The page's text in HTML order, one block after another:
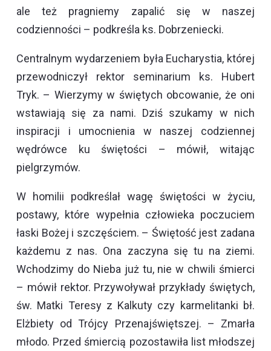
ale też pragniemy zapalić się w naszej
codzienności – podkreśla ks. Dobrzeniecki.
Centralnym wydarzeniem była Eucharystia, której
przewodniczył rektor seminarium ks. Hubert
Tryk. – Wierzymy w świętych obcowanie, że oni
wstawiają się za nami. Dziś szukamy w nich
inspiracji i umocnienia w naszej codziennej
wędrówce ku świętości – mówił, witając
pielgrzymów.
W homilii podkreślał wagę świętości w życiu,
postawy, które wypełnia człowieka poczuciem
łaski Bożej i szczęściem. – Świętość jest zadana
każdemu z nas. Ona zaczyna się tu na ziemi.
Wchodzimy do Nieba już tu, nie w chwili śmierci
– mówił rektor. Przywoływał przykłady świętych,
św. Matki Teresy z Kalkuty czy karmelitanki bł.
Elżbiety od Trójcy Przenajświętszej. – Zmarła
młodo. Przed śmiercią pozostawiła list młodszej